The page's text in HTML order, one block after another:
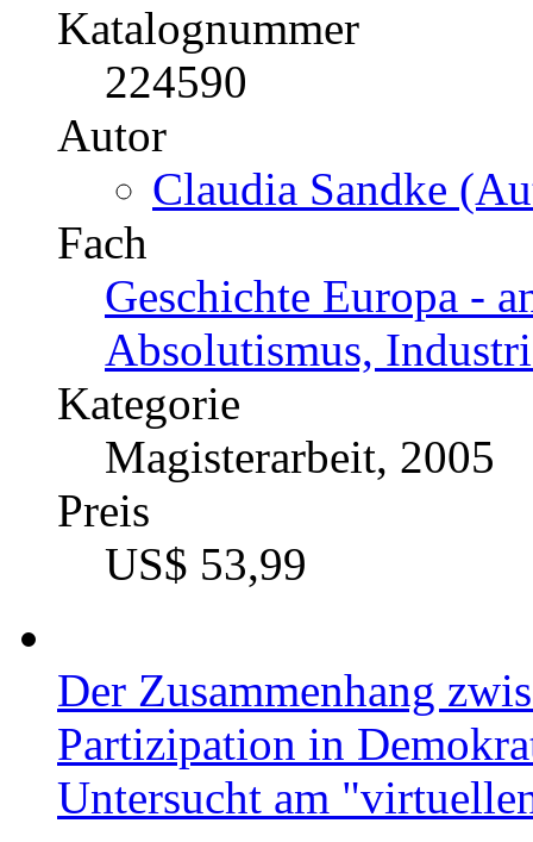
Katalognummer
224590
Autor
Claudia Sandke
Fach
Geschichte Europa -
Absolutismus,
Kategorie
Magisterarbeit, 2005
Preis
US$ 53,99
Der Zusammenhang
Partizipation in
Untersucht am